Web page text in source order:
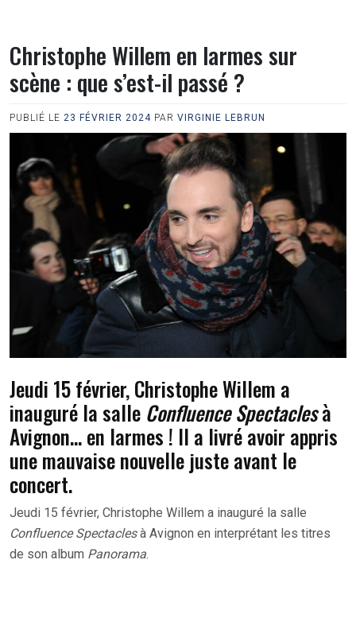
Christophe Willem en larmes sur
scène : que s’est-il passé ?
PUBLIÉ LE 23 FÉVRIER 2024 PAR VIRGINIE LEBRUN
Jeudi 15 février, Christophe Willem a
inauguré la salle Confluence Spectaclesà
Avignon… en larmes ! Il a livré avoir appris
une mauvaise nouvelle juste avant le
concert.
Jeudi 15 février, Christophe Willem a inauguré la salle
Confluence Spectaclesà Avignon en interprétant les titres
de son album Panorama.